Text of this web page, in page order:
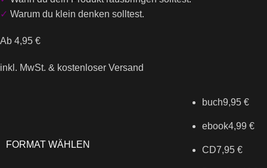
✓ Warum du klein denken solltest.
Ab 4,95 €
inkl. MwSt. & kostenloser Versand
FORMAT WÄHLEN
buch9,95 €
ebook4,99 €
CD7,95 €